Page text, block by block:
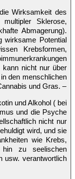
Wirksamkeit des
Sklerose,
Abmagerung).
wirksame Potential
Krebsformen,
kann nicht nur über
den menschlichen
und Gras. –
und Alkohol ( bei
und die Psyche
nicht nur
wird, und sie
wie Krebs,
hin zu seelischen
usw. verantwortlich